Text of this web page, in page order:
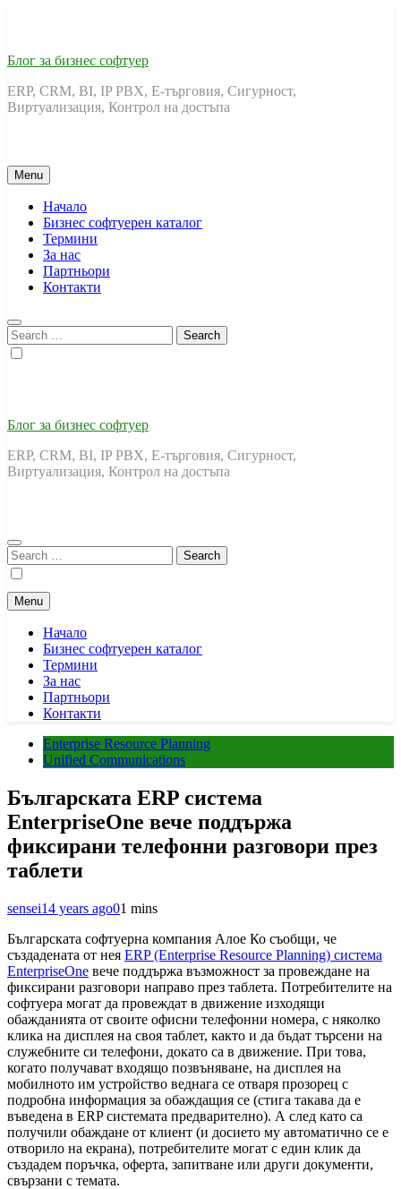
Блог за бизнес софтуер
ERP, CRM, BI, IP PBX, Е-търговия, Сигурност,
Виртуализация, Контрол на достъпа
Menu
Начало
Бизнес софтуерен каталог
Термини
За нас
Партньори
Контакти
Search
for:
Блог за бизнес софтуер
ERP, CRM, BI, IP PBX, Е-търговия, Сигурност,
Виртуализация, Контрол на достъпа
Search
for:
Menu
Начало
Бизнес софтуерен каталог
Термини
За нас
Партньори
Контакти
Enterprise Resource Planning
Unified Communications
Българската ERP система
EnterpriseOne вече поддържа
фиксирани телефонни разговори през
таблети
sensei14 years ago01 mins
Българската софтуерна компания Алое Ко съобщи, че
създадената от нея ERP (Enterprise Resource Planning) система
EnterpriseOne вече поддържа възможност за провеждане на
фиксирани разговори направо през таблета. Потребителите на
софтуера могат да провеждат в движение изходящи
обажданията от своите офисни телефонни номера, с няколко
клика на дисплея на своя таблет, както и да бъдат търсени на
служебните си телефони, докато са в движение. При това,
когато получават входящо позвъняване, на дисплея на
мобилното им устройство веднага се отваря прозорец с
подробна информация за обаждащия се (стига такава да е
въведена в ERP системата предварително). А след като са
получили обаждане от клиент (и досието му автоматично се е
отворило на екрана), потребителите могат с един клик да
създадем поръчка, оферта, запитване или други документи,
свързани с темата.